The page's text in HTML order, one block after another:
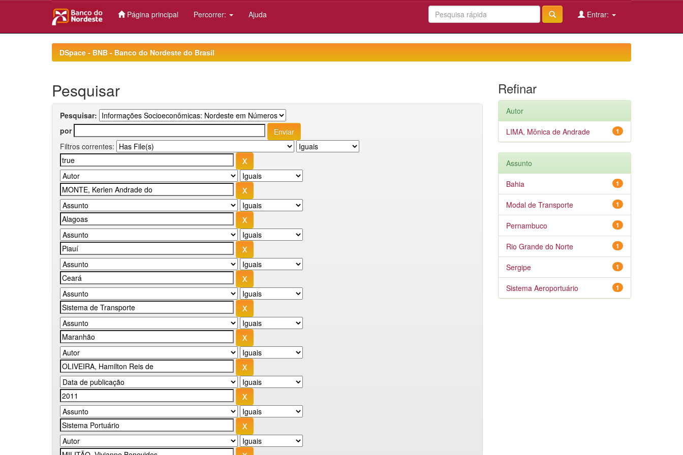
Página principal Percorrer: Ajuda Entrar:
DSpace - BNB - Banco do Nordeste do Brasil
Pesquisar
Pesquisar:
por
Filtros correntes:
Refinar
Autor
1
LIMA, Mônica de Andrade
Assunto
1
Bahia
1
Modal de Transporte
1
Pernambuco
1
Rio Grande do Norte
1
Sergipe
1
Sistema Aeroportuário